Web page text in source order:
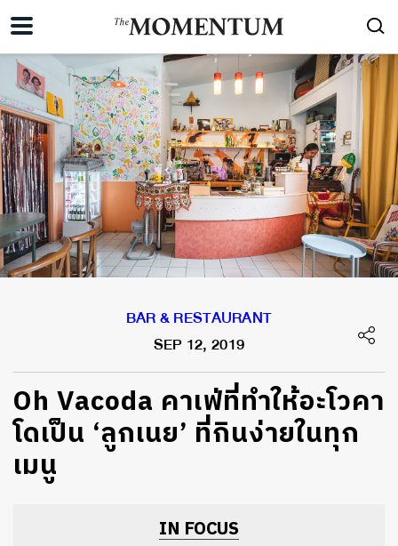
BAR & RESTAURANT
SEP 12, 2019
Oh Vacoda คาเฟ่ที่ทำให้อะโวคา
โดเป็น ‘ลูกเนย’ ที่กินง่ายในทุก
เมนู
IN FOCUS